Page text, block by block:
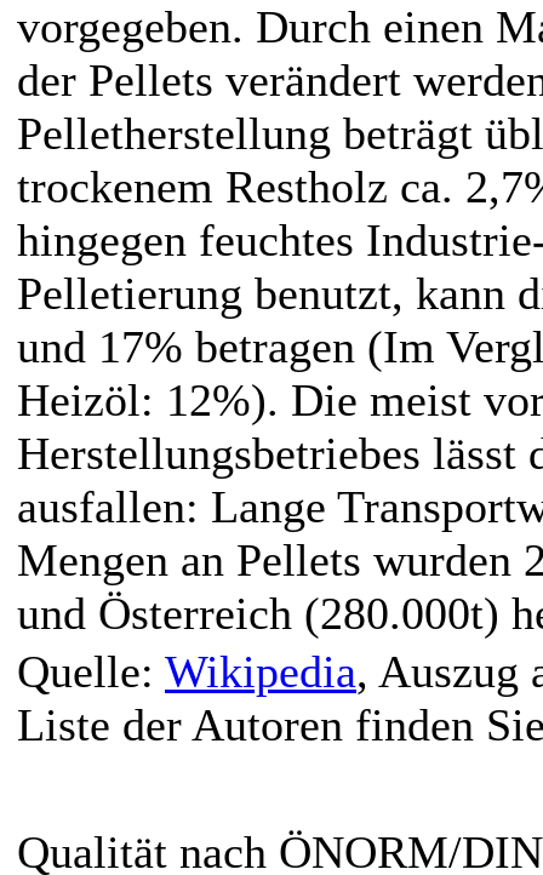
vorgegeben. Durch einen
der Pellets verändert
Pelletherstellung beträgt
trockenem Restholz ca.
hingegen feuchtes
Pelletierung benutzt, kann
und 17% betragen (Im
Heizöl: 12%). Die meist
Herstellungsbetriebes
ausfallen: Lange
Mengen an Pellets wurden
und Österreich (280.000t)
Quelle: Wikipedia, Auszug
Liste der Autoren finden
Qualität nach ÖNORM/DIN